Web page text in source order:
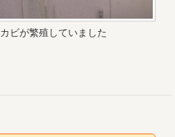
カビが繁殖していました